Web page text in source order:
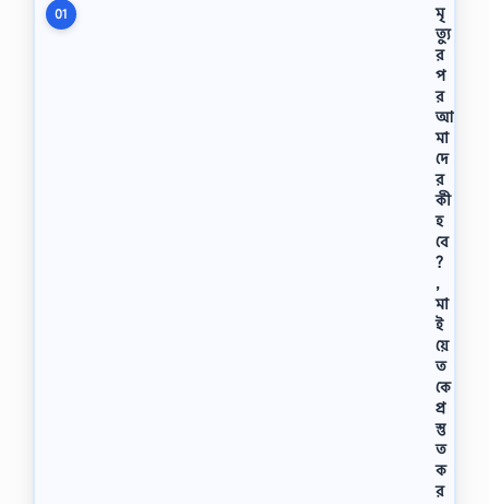
01
মৃ
ত্যু
র
প
র
আ
মা
দে
র
কী
হ
বে
?
,
মা
ই
য়ে
ত
কে
প্র
স্তু
ত
ক
র